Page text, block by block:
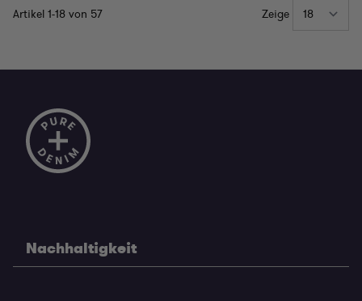
Artikel 1-18 von 57 Zeige
Nachhaltigkeit